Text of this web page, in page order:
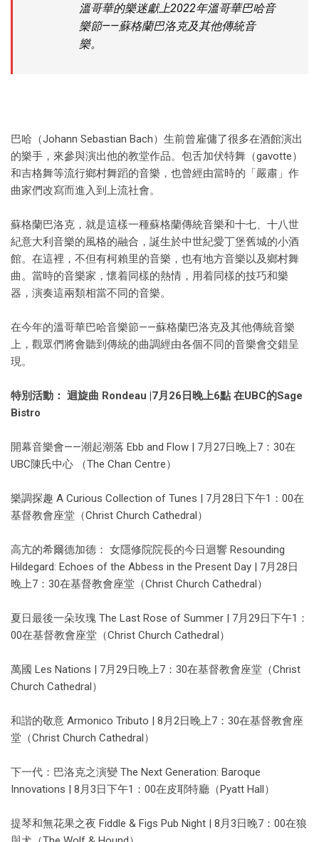
溫哥華的樂迷獻上2022年溫哥華巴哈音
樂節——蘇格蘭巴洛克及其他傳統音
樂。
巴哈（Johann Sebastian Bach）生前曾雇傭了很多在酒館演出
的樂手，來參與演出他的教堂作品。包舌加伏特舞（gavotte）
和吉格舞等流行鄉村舞蹈的音樂，也曾經由當時的「嚴肅」作
曲家們改寫而進入到上流社會。
蘇格蘭巴洛克，就是這樣一種蘇格蘭傳統音樂和十七、十八世
紀意大利音樂的風格的融合，誕生於中世紀愛丁堡舊城的小酒
館。在這裡，不但有柯賴里的音樂，也有地方音樂以及鄉村舞
曲。當時的音樂家，懷着同樣的熱情，用着同樣的技巧和樂
器，演奏這兩類相當不同的音樂。
在今年的溫哥華巴哈音樂節——蘇格蘭巴洛克及其他傳統音樂
上，觀眾們將會聽到傳統的曲調經由各個不同的音樂會交錯呈
現。
特別活動： 迴旋曲 Rondeau |7月26日晚上6點 在UBC的Sage
Bistro
開幕音樂會——潮起潮落 Ebb and Flow | 7月27日晚上7：30在
UBC陳氏中心 （The Chan Centre）
樂調探趣 A Curious Collection of Tunes | 7月28日下午1：00在
基督教會座堂（Christ Church Cathedral）
高亢的希爾德加德： 女隱修院院長的今日迴響 Resounding
Hildegard: Echoes of the Abbess in the Present Day | 7月28日
晚上7：30在基督教會座堂（Christ Church Cathedral）
夏日最後一朵玫瑰 The Last Rose of Summer | 7月29日下午1：
00在基督教會座堂（Christ Church Cathedral）
萬國 Les Nations | 7月29日晚上7：30在基督教會座堂（Christ
Church Cathedral）
和諧的敬意 Armonico Tributo | 8月2日晚上7：30在基督教會座
堂（Christ Church Cathedral）
下一代：巴洛克之演變 The Next Generation: Baroque
Innovations | 8月3日下午1：00在皮耶特廳（Pyatt Hall）
提琴和無花果之夜 Fiddle & Figs Pub Night | 8月3日晚7：00在狼